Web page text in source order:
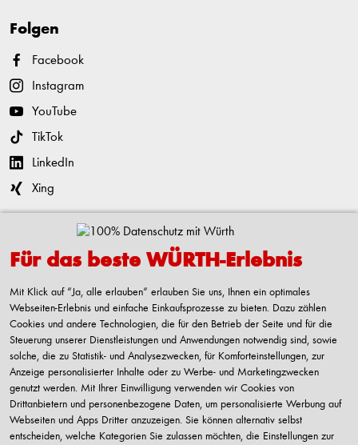
Folgen
Facebook
Instagram
YouTube
TikTok
LinkedIn
Xing
Kontaktieren
Adolf Würth GmbH & Co. KG
74653 Künzelsau-Gaisbach
Deutschland
Alle Kontaktmöglichkeiten
+49 7940 15-2400
info@wuerth.com
Für das beste WÜRTH-Erlebnis
Mit Klick auf “Ja, alle erlauben“ erlauben Sie uns, Ihnen ein optimales
Webseiten-Erlebnis und einfache Einkaufsprozesse zu bieten. Dazu zählen
Cookies und andere Technologien, die für den Betrieb der Seite und für die
Steuerung unserer Dienstleistungen und Anwendungen notwendig sind, sowie
solche, die zu Statistik- und Analysezwecken, für Komforteinstellungen, zur
Anzeige personalisierter Inhalte oder zu Werbe- und Marketingzwecken
genutzt werden. Mit Ihrer Einwilligung verwenden wir Cookies von
Drittanbietern und personenbezogene Daten, um personalisierte Werbung auf
Webseiten und Apps Dritter anzuzeigen. Sie können alternativ selbst
entscheiden, welche Kategorien Sie zulassen möchten, die Einstellungen zur